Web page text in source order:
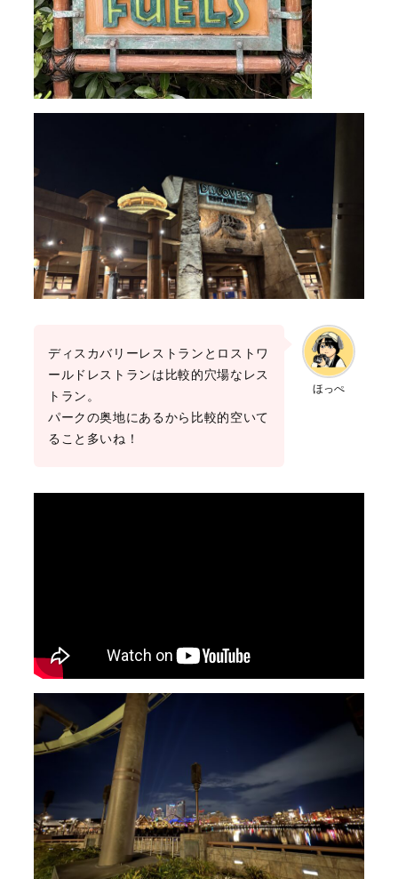
ディスカバリーレストランとロストワ
ールドレストランは比較的穴場なレス
トラン。
パークの奥地にあるから比較的空いて
ること多いね！
ほっぺ